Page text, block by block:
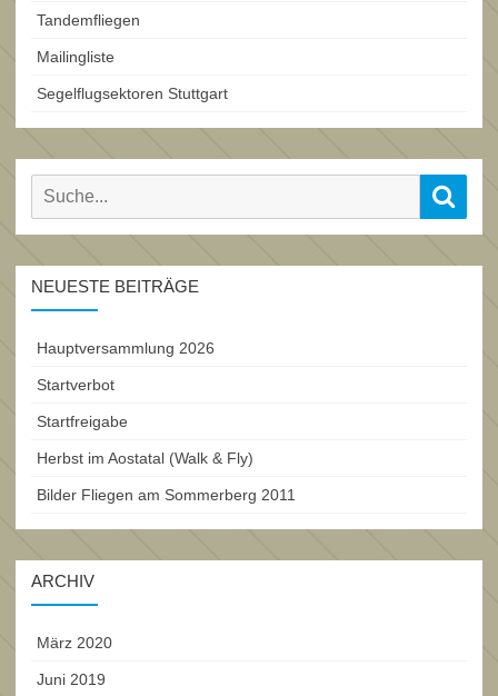
Tandemfliegen
Mailingliste
Segelflugsektoren Stuttgart
Search
NEUESTE BEITRÄGE
Hauptversammlung 2026
Startverbot
Startfreigabe
Herbst im Aostatal (Walk & Fly)
Bilder Fliegen am Sommerberg 2011
ARCHIV
März 2020
Juni 2019